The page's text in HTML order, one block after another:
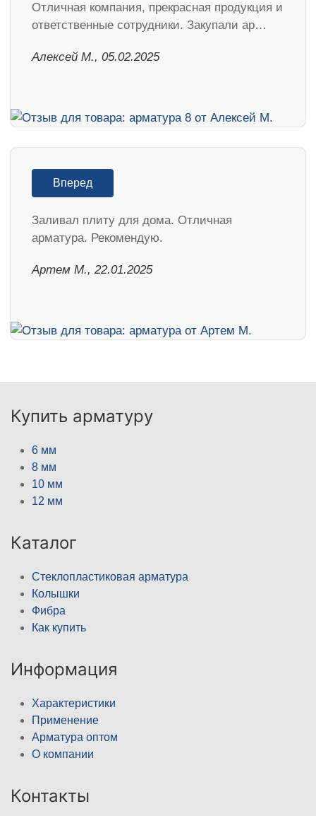
Отличная компания, прекрасная продукция и
ответственные сотрудники. Закупали ар…
Алексей М., 05.02.2025
Вперед
Заливал плиту для дома. Отличная
арматура. Рекомендую.
Артем М., 22.01.2025
Купить арматуру
6 мм
8 мм
10 мм
12 мм
Каталог
Стеклопластиковая арматура
Колышки
Фибра
Как купить
Информация
Характеристики
Применение
Арматура оптом
О компании
Контакты